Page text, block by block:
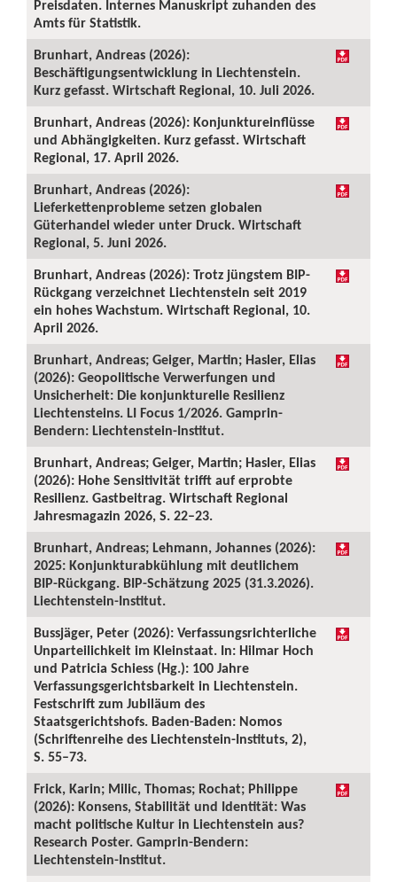
Preisdaten. Internes Manuskript zuhanden des
Amts für Statistik.
Brunhart, Andreas (2026):
Beschäftigungsentwicklung in Liechtenstein.
Kurz gefasst. Wirtschaft Regional, 10. Juli 2026.
Brunhart, Andreas (2026): Konjunktureinflüsse
und Abhängigkeiten. Kurz gefasst. Wirtschaft
Regional, 17. April 2026.
Brunhart, Andreas (2026):
Lieferkettenprobleme setzen globalen
Güterhandel wieder unter Druck. Wirtschaft
Regional, 5. Juni 2026.
Brunhart, Andreas (2026): Trotz jüngstem BIP-
Rückgang verzeichnet Liechtenstein seit 2019
ein hohes Wachstum. Wirtschaft Regional, 10.
April 2026.
Brunhart, Andreas; Geiger, Martin; Hasler, Elias
(2026): Geopolitische Verwerfungen und
Unsicherheit: Die konjunkturelle Resilienz
Liechtensteins. LI Focus 1/2026. Gamprin-
Bendern: Liechtenstein-Institut.
Brunhart, Andreas; Geiger, Martin; Hasler, Elias
(2026): Hohe Sensitivität trifft auf erprobte
Resilienz. Gastbeitrag. Wirtschaft Regional
Jahresmagazin 2026, S. 22–23.
Brunhart, Andreas; Lehmann, Johannes (2026):
2025: Konjunkturabkühlung mit deutlichem
BIP-Rückgang. BIP-Schätzung 2025 (31.3.2026).
Liechtenstein-Institut.
Bussjäger, Peter (2026): Verfassungsrichterliche
Unparteilichkeit im Kleinstaat. In: Hilmar Hoch
und Patricia Schiess (Hg.): 100 Jahre
Verfassungsgerichtsbarkeit in Liechtenstein.
Festschrift zum Jubiläum des
Staatsgerichtshofs. Baden-Baden: Nomos
(Schriftenreihe des Liechtenstein-Instituts, 2),
S. 55–73.
Frick, Karin; Milic, Thomas; Rochat; Philippe
(2026): Konsens, Stabilität und Identität: Was
macht politische Kultur in Liechtenstein aus?
Research Poster. Gamprin-Bendern:
Liechtenstein-Institut.